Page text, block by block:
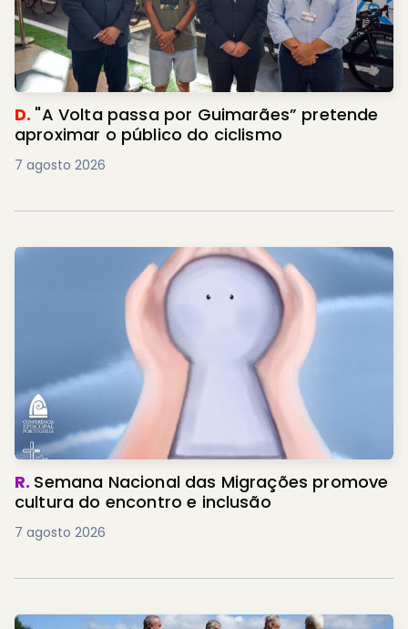
D. "A Volta passa por Guimarães” pretende
aproximar o público do ciclismo
7 agosto 2026
R. Semana Nacional das Migrações promove
cultura do encontro e inclusão
7 agosto 2026